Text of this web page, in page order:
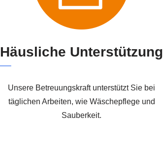
Häusliche Unterstützung
Unsere Betreuungskraft unterstützt Sie bei
täglichen Arbeiten, wie Wäschepflege und
Sauberkeit.